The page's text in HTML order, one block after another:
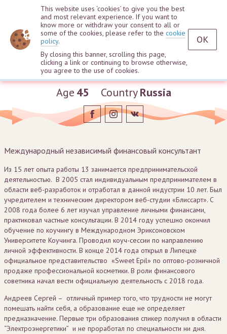
Sergei Andreev
Age 45 CountryRussia
Международный независимый финансовый консультант
Из 15 лет опыта работы 13 занимается предпринимательской
деятельностью. В 2005 стал индивидуальным предпринимателем в
области веб-разработок и отработал в данной индустрии 10 лет. Был
учредителем и техническим директором веб-студии «Блиссарт». С
2008 года более 6 лет изучал управление личными финансами,
практиковал частные консультации. В 2014 году успешно окончил
обучение по коучингу в Международном Эриксоновском
Университете Коучинга. Проводил коуч-сессии по направлению
личной эффективности. В конце 2014 года открыл в Липецке
официальное представительство «Sweet Epil» по оптово-розничной
продаже профессиональной косметики. В роли финансового
советника начал вести официальную деятельность с 2018 года.
Андреев Сергей – отличный пример того, что трудности не могут
помешать найти себя, а образование еще не определяет
предназначение. Первые три образования спикер получил в области
“Электроэнергетики” и не проработал по специальности ни дня.
This website uses ‘cookies’ to give you the best
and most relevant experience. If you want to
know more or withdraw your consent to all or
some of the cookies, please refer to the cookie
policy.
By closing this banner, scrolling this page,
clicking a link or continuing to browse otherwise,
you agree to the use of cookies.
OK